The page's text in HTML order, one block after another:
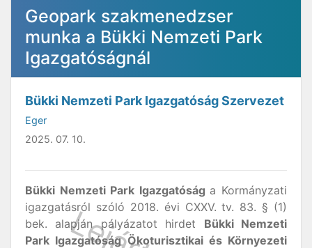
Geopark szakmenedzser
munka a Bükki Nemzeti Park
Igazgatóságnál
Bükki Nemzeti Park Igazgatóság Szervezet
Eger
2025. 07. 10.
Bükki Nemzeti Park Igazgatóság a Kormányzati
igazgatásról szóló 2018. évi CXXV. tv. 83. § (1)
bek. alapján pályázatot hirdet Bükki Nemzeti
Park Igazgatóság Ökoturisztikai és Környezeti